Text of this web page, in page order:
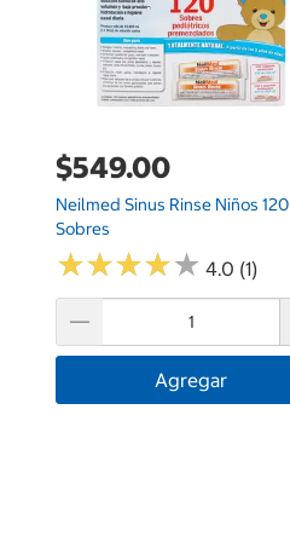
$549.00
Neilmed Sinus Rinse Niños 120
Sobres
★★★★★
★★★★★ 4.0 (1)
Agregar